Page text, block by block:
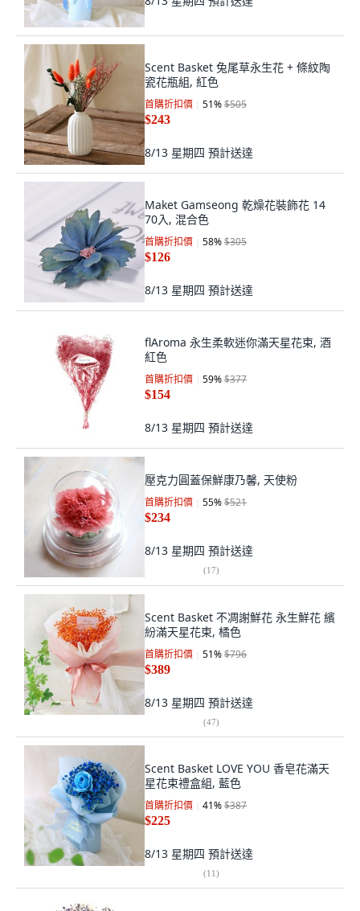
Scent Basket 兔尾草永生花 + 條紋陶
瓷花瓶組, 紅色
首購折扣價 51%$505
$243
8/13 星期四 預計送達
Maket Gamseong 乾燥花裝飾花 14
70入, 混合色
首購折扣價 58%$305
$126
8/13 星期四 預計送達
flAroma 永生柔軟迷你滿天星花束, 酒
紅色
首購折扣價 59%$377
$154
8/13 星期四 預計送達
壓克力圓蓋保鮮康乃馨, 天使粉
首購折扣價 55%$521
$234
8/13 星期四 預計送達
(17)
Scent Basket 不凋謝鮮花 永生鮮花 繽
紛滿天星花束, 橘色
首購折扣價 51%$796
$389
8/13 星期四 預計送達
(47)
Scent Basket LOVE YOU 香皂花滿天
星花束禮盒組, 藍色
首購折扣價 41%$387
$225
8/13 星期四 預計送達
(11)